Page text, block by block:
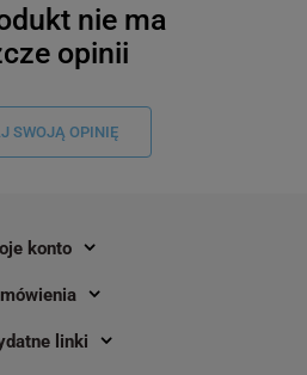
nie ma
opinii
SWOJĄ OPINIĘ
konto
linki